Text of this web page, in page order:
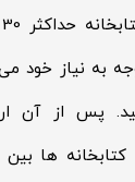
به نیاز خود
پس از آن